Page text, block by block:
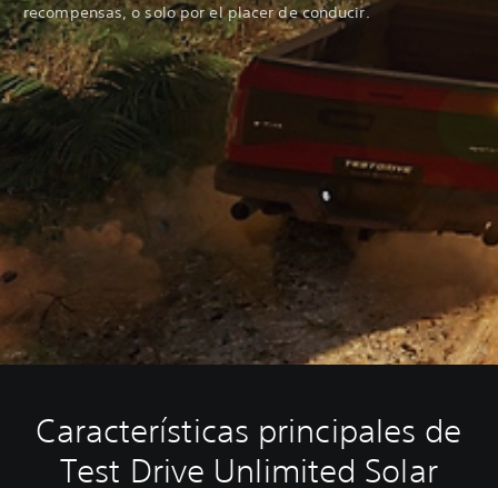
recompensas, o solo por el placer de conducir.
Características principales de
Test Drive Unlimited Solar